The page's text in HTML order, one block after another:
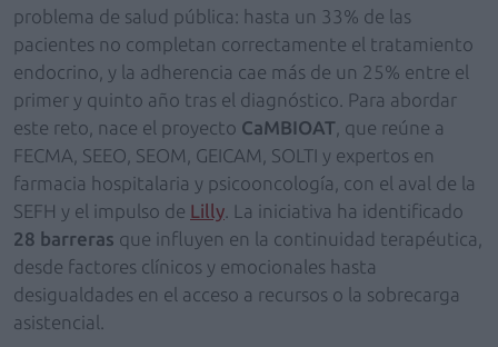
problema de salud pública: hasta un 33% de las
pacientes no completan correctamente el tratamiento
endocrino, y la adherencia cae más de un 25% entre el
primer y quinto año tras el diagnóstico. Para abordar
este reto, nace el proyecto CaMBIOAT , que reúne a
FECMA, SEEO, SEOM, GEICAM, SOLTI y expertos en
farmacia hospitalaria y psicooncología, con el aval de la
SEFH y el impulso de Lilly . La iniciativa ha identificado
28 barreras que influyen en la continuidad terapéutica,
desde factores clínicos y emocionales hasta
desigualdades en el acceso a recursos o la sobrecarga
asistencial.